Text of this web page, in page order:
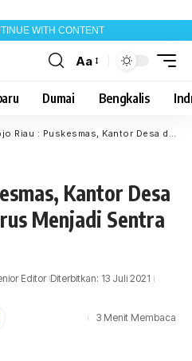
WITH CONTENT
Font
Aa
Dumai Bengkalis
: Puskesmas, Kantor Desa dan Posyandu Harus Menjadi Sentra Vaksinasi Gratis
Kantor Desa
Menjadi Sentra
Editor Diterbitkan: 13 Juli 2021
3 Menit Membaca